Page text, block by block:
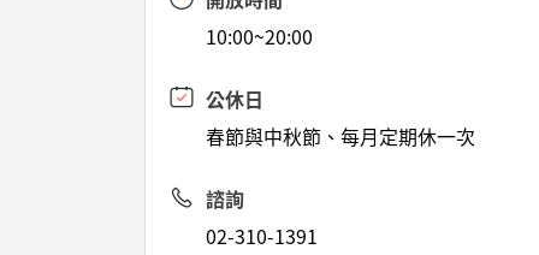
10:00~20:00
公休日
春節與中秋節、每月定期休一次
諮詢
02-310-1391